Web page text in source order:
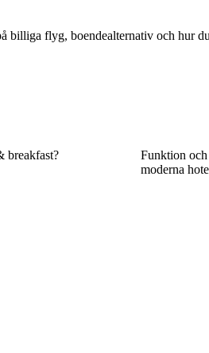
billiga flyg, boendealternativ och hur
breakfast?
Funktion
moderna